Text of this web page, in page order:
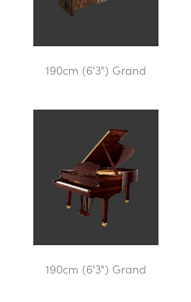
190cm (6'3") Grand
190cm (6'3") Grand